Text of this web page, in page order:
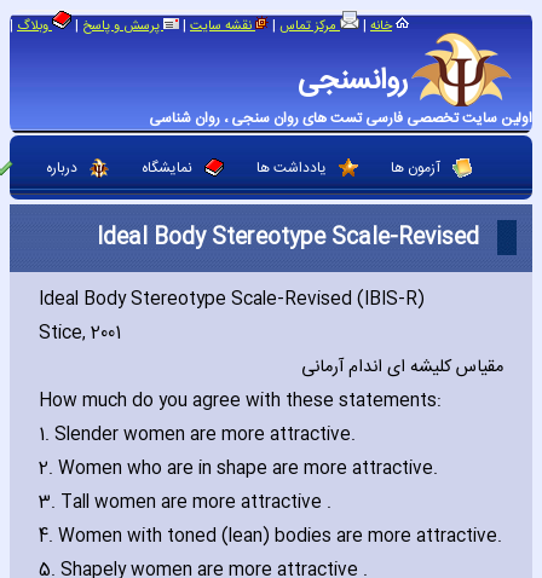
روانسنجی
اولین سایت تخصصی فارسی تست های روان سنجی ، روان شناسی
خانه | مرکز تماس | نقشه سایت | پرسش و پاسخ | وبلاگ |
آزمون ها یادداشت ها نمایشگاه درباره
Ideal Body Stereotype Scale-Revised
Ideal Body Stereotype Scale-Revised (IBIS-R)
Stice‚ 2001
مقیاس کلیشه ای اندام آرمانی
How much do you agree with these statements:
1. Slender women are more attractive.
2. Women who are in shape are more attractive.
3. Tall women are more attractive .
4. Women with toned (lean) bodies are more attractive.
5. Shapely women are more attractive .